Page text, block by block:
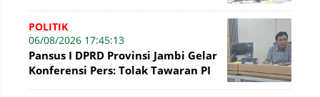
POLITIK
06/08/2026 17:45:13
Pansus I DPRD Provinsi Jambi Gelar
Konferensi Pers: Tolak Tawaran PI